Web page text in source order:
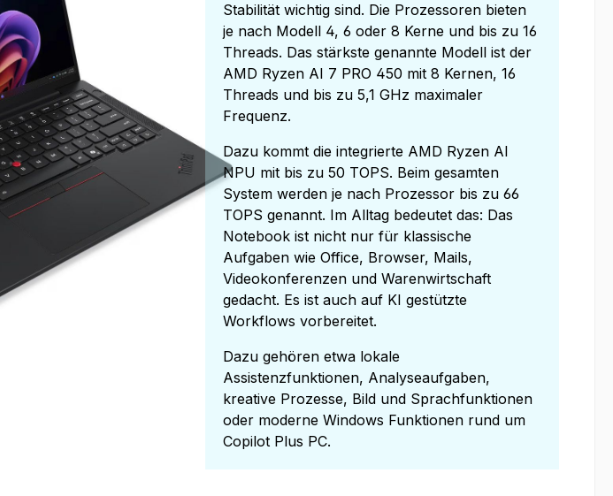
Stabilität wichtig sind. Die Prozessoren bieten
je nach Modell 4, 6 oder 8 Kerne und bis zu 16
Threads. Das stärkste genannte Modell ist der
AMD Ryzen AI 7 PRO 450 mit 8 Kernen, 16
Threads und bis zu 5,1 GHz maximaler
Frequenz.
Dazu kommt die integrierte AMD Ryzen AI
NPU mit bis zu 50 TOPS. Beim gesamten
System werden je nach Prozessor bis zu 66
TOPS genannt. Im Alltag bedeutet das: Das
Notebook ist nicht nur für klassische
Aufgaben wie Office, Browser, Mails,
Videokonferenzen und Warenwirtschaft
gedacht. Es ist auch auf KI gestützte
Workflows vorbereitet.
Dazu gehören etwa lokale
Assistenzfunktionen, Analyseaufgaben,
kreative Prozesse, Bild und Sprachfunktionen
oder moderne Windows Funktionen rund um
Copilot Plus PC.